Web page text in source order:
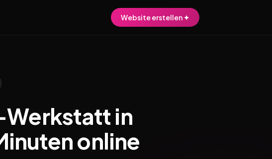
Website erstellen ✦
in
online